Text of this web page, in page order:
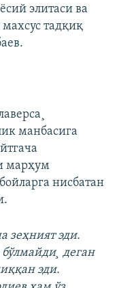
элитаси ва
тадқиқ
манбасига
марҳум
нисбатан
зеҳният эди.
деган
эди.